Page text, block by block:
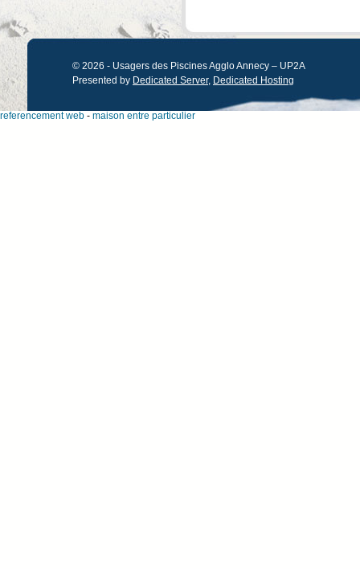
© 2026 - Usagers des Piscines Agglo Annecy – UP2A
Presented by Dedicated Server, Dedicated Hosting
referencement web - maison entre particulier